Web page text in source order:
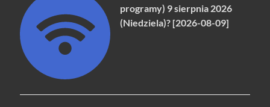
programy) 9 sierpnia 2026
(Niedziela)? [2026-08-09]